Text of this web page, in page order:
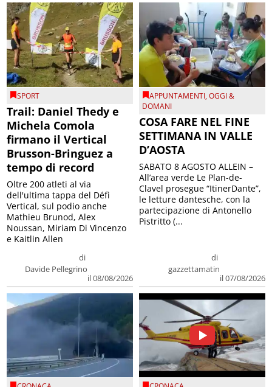
SPORT
Trail: Daniel Thedy e
Michela Comola
firmano il Vertical
Brusson-Bringuez a
tempo di record
di
Davide Pellegrino
il 08/08/2026
Oltre 200 atleti al via
dell'ultima tappa del Défì
Vertical, sul podio anche
Mathieu Brunod, Alex
Noussan, Miriam Di Vincenzo
e Kaitlin Allen
APPUNTAMENTI,OGGI &
DOMANI
COSA FARE NEL FINE
SETTIMANA IN VALLE
D’AOSTA
di
gazzettamatin
il 07/08/2026
SABATO 8 AGOSTO ALLEIN –
All’area verde Le Plan-de-
Clavel prosegue “ItinerDante”,
le letture dantesche, con la
partecipazione di Antonello
Pistritto (...